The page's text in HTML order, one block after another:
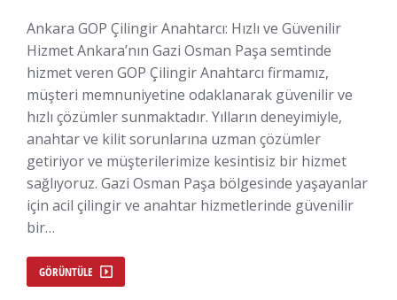
Ankara GOP Çilingir Anahtarcı: Hızlı ve Güvenilir
Hizmet Ankara’nın Gazi Osman Paşa semtinde
hizmet veren GOP Çilingir Anahtarcı firmamız,
müşteri memnuniyetine odaklanarak güvenilir ve
hızlı çözümler sunmaktadır. Yılların deneyimiyle,
anahtar ve kilit sorunlarına uzman çözümler
getiriyor ve müşterilerimize kesintisiz bir hizmet
sağlıyoruz. Gazi Osman Paşa bölgesinde yaşayanlar
için acil çilingir ve anahtar hizmetlerinde güvenilir
bir…
GÖRÜNTÜLE